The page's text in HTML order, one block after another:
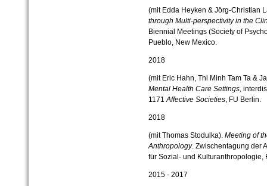
(mit Edda Heyken & Jörg-Christian
through Multi-perspectivity in the
Biennial Meetings (Society of
Pueblo, New Mexico.
2018
(mit Eric Hahn, Thi Minh Tam Ta &
Mental Health Care Settings,
1171Affective Societies, FU Berlin.
2018
(mit Thomas Stodulka). Meeting of
Anthropology. Zwischentagung der
für Sozial- und Kulturanthropologie,
2015 - 2017